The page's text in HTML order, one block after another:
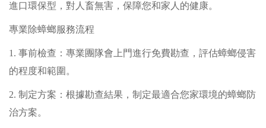
進口環保型，對人畜無害，保障您和家人的健康。
專業除蟑螂服務流程
1. 事前檢查：專業團隊會上門進行免費勘查，評估蟑螂侵害
的程度和範圍。
2. 制定方案：根據勘查結果，制定最適合您家環境的蟑螂防
治方案。